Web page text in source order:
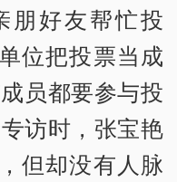
朋好友帮忙投
位把投票当成
员都要参与投
访时，张宝艳
但却没有人脉